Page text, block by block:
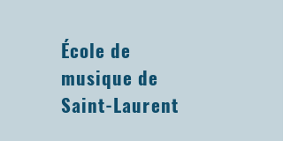
École de
musique de
Saint-Laurent